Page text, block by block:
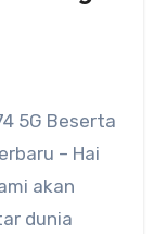
5G Beserta
– Hai
akan
dunia